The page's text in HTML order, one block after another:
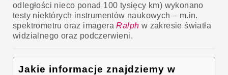
odległości nieco ponad 100 tysięcy km) wykonano
testy niektórych instrumentów naukowych – m.in.
spektrometru oraz imageraRalph w zakresie światła
widzialnego oraz podczerwieni.
Jakie informacje znajdziemy w